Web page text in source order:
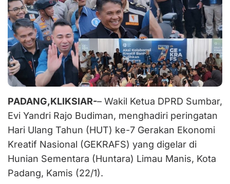
PADANG,KLIKSIAR-– Wakil Ketua DPRD Sumbar,
Evi Yandri Rajo Budiman, menghadiri peringatan
Hari Ulang Tahun (HUT) ke-7 Gerakan Ekonomi
Kreatif Nasional (GEKRAFS) yang digelar di
Hunian Sementara (Huntara) Limau Manis, Kota
Padang, Kamis (22/1).